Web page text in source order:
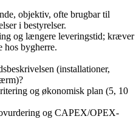
objektiv, ofte brugbar til
i bestyrelser.
og længere leveringstid; kræver
hos bygherre.
(installationer,
og økonomisk plan (5, 10
og CAPEX/OPEX-